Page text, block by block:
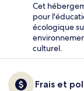
Cet
pour
écologique
culturel.
Frais et